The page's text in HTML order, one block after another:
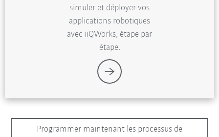
simuler et déployer vos
applications robotiques
avec iiQWorks, étape par
étape.
Programmer maintenant les processus de